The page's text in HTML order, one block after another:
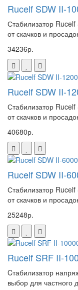
Rucelf SDW II-
Стабилизатор
от скачков и
34236р.
Rucelf SDW II-
Стабилизатор
от скачков и
40680р.
Rucelf SDW II-
Стабилизатор
от скачков и
25248р.
Rucelf SRF II-
Cтабилизатор
выбор для частного